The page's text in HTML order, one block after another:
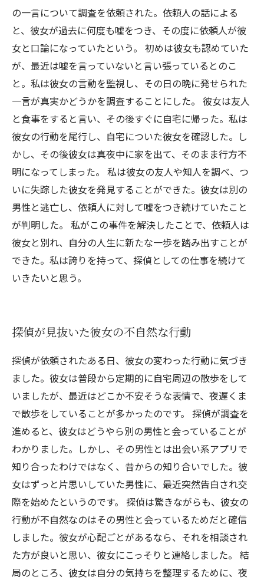
の一言について調査を依頼された。依頼人の話による
と、彼女が過去に何度も嘘をつき、その度に依頼人が彼
女と口論になっていたという。 初めは彼女も認めていた
が、最近は嘘を言っていないと言い張っているとのこ
と。私は彼女の言動を監視し、その日の晩に発せられた
一言が真実かどうかを調査することにした。 彼女は友人
と食事をすると言い、その後すぐに自宅に帰った。私は
彼女の行動を尾行し、自宅についた彼女を確認した。し
かし、その後彼女は真夜中に家を出て、そのまま行方不
明になってしまった。 私は彼女の友人や知人を調べ、つ
いに失踪した彼女を発見することができた。彼女は別の
男性と逃亡し、依頼人に対して嘘をつき続けていたこと
が判明した。 私がこの事件を解決したことで、依頼人は
彼女と別れ、自分の人生に新たな一歩を踏み出すことが
できた。私は誇りを持って、探偵としての仕事を続けて
いきたいと思う。
探偵が見抜いた彼女の不自然な行動
探偵が依頼されたある日、彼女の変わった行動に気づき
ました。彼女は普段から定期的に自宅周辺の散歩をして
いましたが、最近はどこか不安そうな表情で、夜遅くま
で散歩をしていることが多かったのです。 探偵が調査を
進めると、彼女はどうやら別の男性と会っていることが
わかりました。しかし、その男性とは出会い系アプリで
知り合ったわけではなく、昔からの知り合いでした。彼
女はずっと片思いしていた男性に、最近突然告白され交
際を始めたというのです。 探偵は驚きながらも、彼女の
行動が不自然なのはその男性と会っているためだと確信
しました。彼女が心配ごとがあるなら、それを相談され
た方が良いと思い、彼女にこっそりと連絡しました。 結
局のところ、彼女は自分の気持ちを整理するために、夜